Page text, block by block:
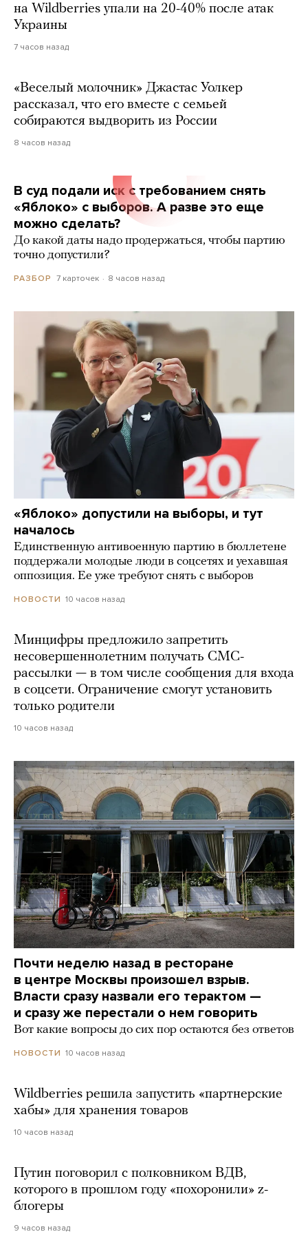
на Wildberries упали на 20-40% после атак
Украины
7 часов назад
«Веселый молочник» Джастас Уолкер
рассказал, что его вместе с семьей
собираются выдворить из России
8 часов назад
В суд подали иск с требованием снять
«Яблоко» с выборов. А разве это еще
можно сделать?
До какой даты надо продержаться, чтобы партию
точно допустили?
РАЗБОР 7 карточек 8 часов назад
«Яблоко» допустили на выборы, и тут
началось
Единственную антивоенную партию в бюллетене
поддержали молодые люди в соцсетях и уехавшая
оппозиция. Ее уже требуют снять с выборов
НОВОСТИ 10 часов назад
Минцифры предложило запретить
несовершеннолетним получать СМС-
рассылки — в том числе сообщения для входа
в соцсети. Ограничение смогут установить
только родители
10 часов назад
Почти неделю назад в ресторане
в центре Москвы произошел взрыв.
Власти сразу назвали его терактом —
и сразу же перестали о нем говорить
Вот какие вопросы до сих пор остаются без ответов
НОВОСТИ 10 часов назад
Wildberries решила запустить «партнерские
хабы» для хранения товаров
10 часов назад
Путин поговорил с полковником ВДВ,
которого в прошлом году «похоронили» z-
блогеры
9 часов назад